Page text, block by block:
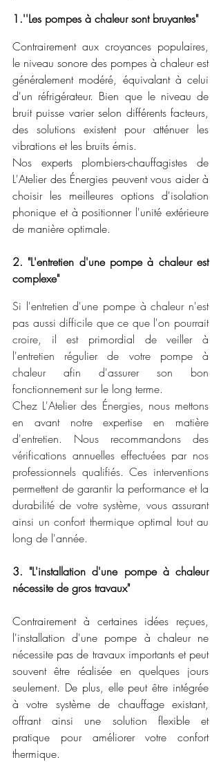
1.''Les pompes à chaleur sont bruyantes"
Contrairement aux croyances populaires,
le niveau sonore des pompes à chaleur est
généralement modéré, équivalant à celui
d'un réfrigérateur. Bien que le niveau de
bruit puisse varier selon différents facteurs,
des solutions existent pour atténuer les
vibrations et les bruits émis.
Nos experts plombiers-chauffagistes de
L'Atelier des Énergies peuvent vous aider à
choisir les meilleures options d'isolation
phonique et à positionner l'unité extérieure
de manière optimale.
2. "L'entretien d'une pompe à chaleur est
complexe"
Si l'entretien d'une pompe à chaleur n'est
pas aussi difficile que ce que l'on pourrait
croire, il est primordial de veiller à
l'entretien régulier de votre pompe à
chaleur afin d'assurer son bon
fonctionnement sur le long terme.
Chez L'Atelier des Énergies, nous mettons
en avant notre expertise en matière
d'entretien. Nous recommandons des
vérifications annuelles effectuées par nos
professionnels qualifiés. Ces interventions
permettent de garantir la performance et la
durabilité de votre système, vous assurant
ainsi un confort thermique optimal tout au
long de l'année.
3. "L'installation d'une pompe à chaleur
nécessite de gros travaux"
Contrairement à certaines idées reçues,
l'installation d'une pompe à chaleur ne
nécessite pas de travaux importants et peut
souvent être réalisée en quelques jours
seulement. De plus, elle peut être intégrée
à votre système de chauffage existant,
offrant ainsi une solution flexible et
pratique pour améliorer votre confort
thermique.